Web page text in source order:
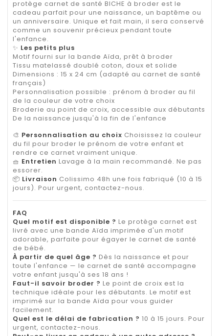
protège carnet de santé BICHE à broder est le
cadeau parfait pour une naissance, un baptême ou
un anniversaire. Unique et fait main, il sera conservé
comme un souvenir précieux pendant toute
l'enfance.
✨ Les petits plus
Motif fourni sur la bande Aïda, prêt à broder
Tissu matelassé doublé coton, doux et solide
Dimensions : 15 x 24 cm (adapté au carnet de santé
français)
Personnalisation possible : prénom à broder au fil
de la couleur de votre choix
Broderie au point de croix, accessible aux débutants
De la naissance jusqu'à la fin de l'enfance
🎨 Personnalisation au choix Choisissez la couleur
du fil pour broder le prénom de votre enfant et
rendre ce carnet vraiment unique.
🧺 Entretien Lavage à la main recommandé. Ne pas
essorer.
📦 Livraison Colissimo 48h une fois fabriqué (10 à 15
jours). Pour urgent, contactez-nous.
FAQ
Quel motif est disponible ? Le protège carnet est
livré avec une bande Aïda imprimée d'un motif
adorable, parfaite pour égayer le carnet de santé
de bébé.
À partir de quel âge ? Dès la naissance et pour
toute l'enfance — le carnet de santé accompagne
votre enfant jusqu'à ses 18 ans !
Faut-il savoir broder ? Le point de croix est la
technique idéale pour les débutants. Le motif est
imprimé sur la bande Aïda pour vous guider
facilement.
Quel est le délai de fabrication ? 10 à 15 jours. Pour
urgent, contactez-nous.